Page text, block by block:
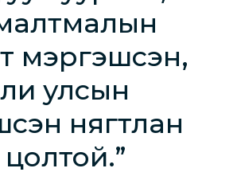
мэргэшсэн,
улсын
нягтлан